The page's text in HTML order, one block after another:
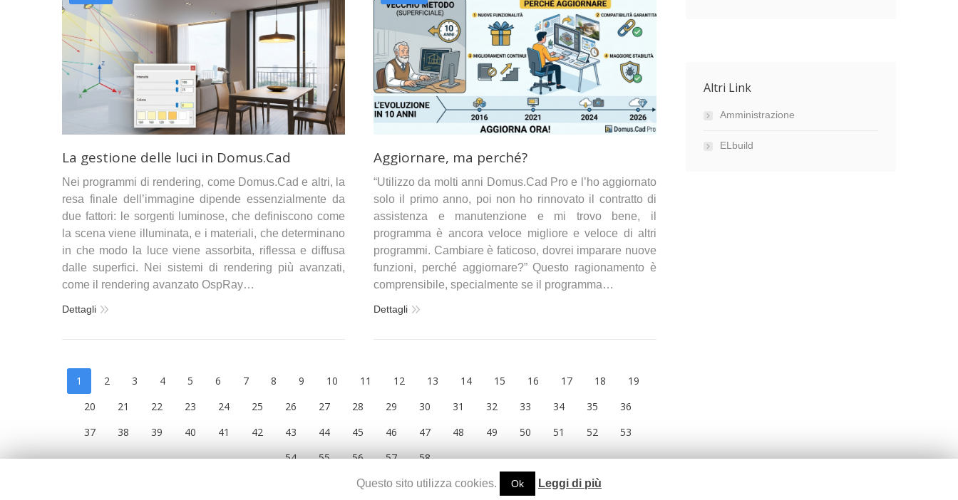
La gestione delle luci in Domus.Cad
Nei programmi di rendering, come Domus.Cad e altri, la
resa finale dell’immagine dipende essenzialmente da
due fattori: le sorgenti luminose, che definiscono come
la scena viene illuminata, e i materiali, che determinano
in che modo la luce viene assorbita, riflessa e diffusa
dalle superfici. Nei sistemi di rendering più avanzati,
come il rendering avanzato OspRay…
Dettagli
Aggiornare, ma perché?
“Utilizzo da molti anni Domus.Cad Pro e l’ho aggiornato
solo il primo anno, poi non ho rinnovato il contratto di
assistenza e manutenzione e mi trovo bene, il
programma è ancora veloce migliore e veloce di altri
programmi. Cambiare è faticoso, dovrei imparare nuove
funzioni, perché aggiornare?” Questo ragionamento è
comprensibile, specialmente se il programma…
Dettagli
1 2 3 4 5 6 7 8 9 10 11 12 13 14 15 16 17 18
19
20
21 22 23 24 25 26 27 28 29 30 31 32 33 34 35
36
37
38 39 40 41 42 43 44 45 46 47 48 49 50 51 52
53
54
55 56 57 58
Altri Link
Amministrazione
ELbuild
Questo sito utilizza cookies. Ok Leggi di più